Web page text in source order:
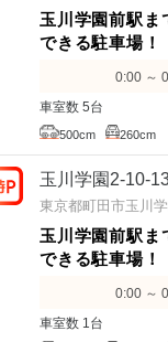
玉川学園前駅ま
できる駐車場！
0:00 ～
車室数 5台
500cm 260cm
玉川学園2-10-
東京都町田市玉川
玉川学園前駅ま
できる駐車場！
0:00 ～
車室数 1台